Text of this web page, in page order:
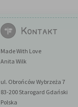
Kontakt
Made With Love
Anita Wilk
ul. Obrońców Wybrzeża 7
83-200 Starogard Gdański
Polska